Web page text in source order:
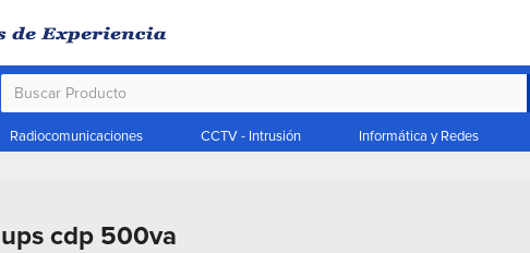
Radiocomunicaciones CCTV - Intrusión Informática y Redes
ups cdp 500va